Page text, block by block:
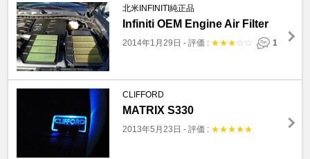
北米INFINITI純正品
Infiniti OEM Engine Air Filter
2014年1月29日 - 評価 : ★★★ ☆ ☆ 1
CLIFFORD
MATRIX S330
2013年5月23日 - 評価 : ★★★★★